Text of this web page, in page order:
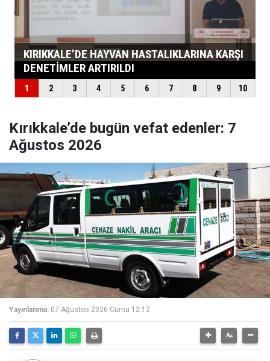
Kırıkkale’de bugün vefat edenler: 7
Ağustos 2026
Yayınlanma: 07 Ağustos 2026 Cuma 12:12